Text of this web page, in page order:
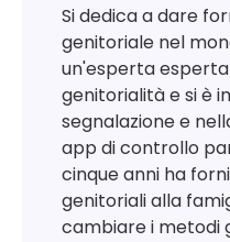
Si dedica a dare
genitoriale nel
un'esperta
genitorialità e si è
segnalazione e
app di controllo
cinque anni ha
genitoriali alla
cambiare i metodi